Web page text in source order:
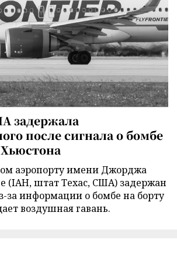
задержала
после сигнала о бомбе
аэропорту имени Джорджа
(IAH, штат Техас, США) задержан
за информации о бомбе на борту
воздушная гавань.